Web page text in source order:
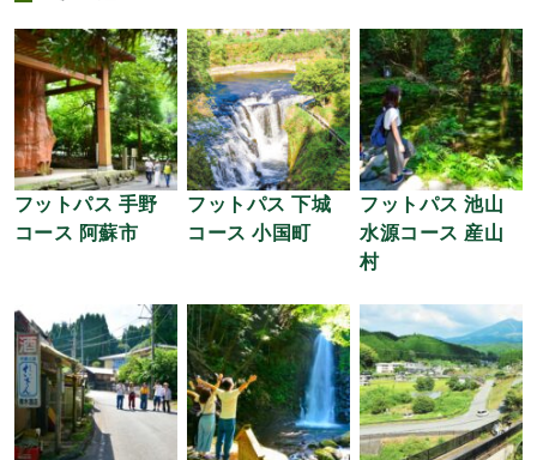
フットパス 手野
コース 阿蘇市
フットパス 下城
コース 小国町
フットパス 池山
水源コース 産山
村